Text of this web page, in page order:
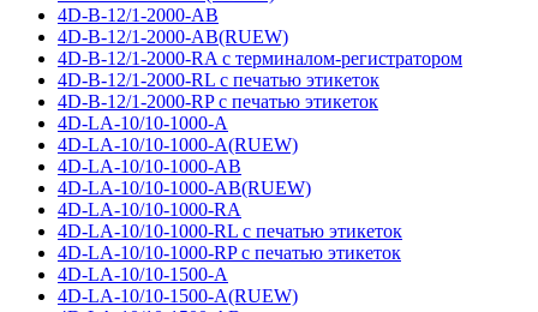
4D-B-12/1-2000-AB
4D-B-12/1-2000-AB(RUEW)
4D-B-12/1-2000-RA с терминалом-регистратором
4D-B-12/1-2000-RL с печатью этикеток
4D-B-12/1-2000-RP с печатью этикеток
4D-LA-10/10-1000-A
4D-LA-10/10-1000-A(RUEW)
4D-LA-10/10-1000-AB
4D-LA-10/10-1000-AB(RUEW)
4D-LA-10/10-1000-RA
4D-LA-10/10-1000-RL с печатью этикеток
4D-LA-10/10-1000-RP с печатью этикеток
4D-LA-10/10-1500-A
4D-LA-10/10-1500-A(RUEW)